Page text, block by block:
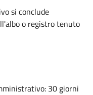
si conclude
o registro tenuto
30 giorni